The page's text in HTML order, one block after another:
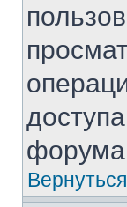
форума